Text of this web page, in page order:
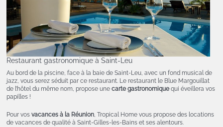
Restaurant gastronomique à Saint-Leu
Au bord de la piscine, face à la baie de Saint-Leu, avec un fond musical de
jazz, vous serez séduit par ce restaurant. Le restaurant le Blue Margouillat
de l’hôtel du même nom, propose une carte gastronomiquequi éveillera vos
papilles !
Pour vos vacances à la Réunion, Tropical Home vous propose des locations
de vacances de qualité à Saint-Gilles-les-Bains et ses alentours.